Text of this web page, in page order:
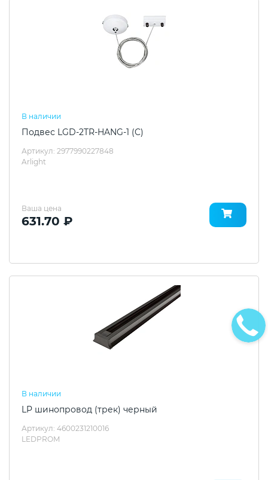
В наличии
Подвес LGD-2TR-HANG-1 (C)
Артикул: 2977990227848
Arlight
Ваша цена
631.70 ₽
В наличии
LP шинопровод (трек) черный
Артикул: 4600231210016
LEDPROM